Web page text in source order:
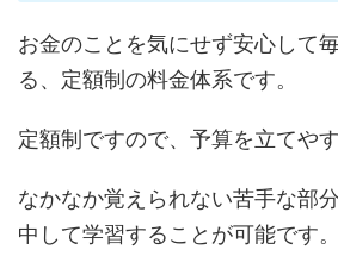
お金のことを気にせず安心して
る、定額制の料金体系です。
定額制ですので、予算を立てやす
なかなか覚えられない苦手な部
中して学習することが可能です。